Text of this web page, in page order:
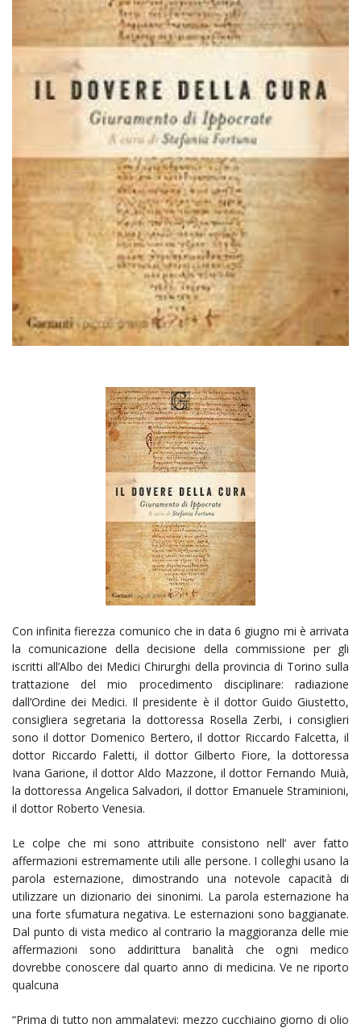
Con infinita fierezza comunico che in data 6 giugno mi è arrivata
la comunicazione della decisione della commissione per gli
iscritti all’Albo dei Medici Chirurghi della provincia di Torino sulla
trattazione del mio procedimento disciplinare: radiazione
dall’Ordine dei Medici. Il presidente è il dottor Guido Giustetto,
consigliera segretaria la dottoressa Rosella Zerbi, i consiglieri
sono il dottor Domenico Bertero, il dottor Riccardo Falcetta, il
dottor Riccardo Faletti, il dottor Gilberto Fiore, la dottoressa
Ivana Garione, il dottor Aldo Mazzone, il dottor Fernando Muià,
la dottoressa Angelica Salvadori, il dottor Emanuele Straminioni,
il dottor Roberto Venesia.
Le colpe che mi sono attribuite consistono nell’ aver fatto
affermazioni estremamente utili alle persone. I colleghi usano la
parola esternazione, dimostrando una notevole capacità di
utilizzare un dizionario dei sinonimi. La parola esternazione ha
una forte sfumatura negativa. Le esternazioni sono baggianate.
Dal punto di vista medico al contrario la maggioranza delle mie
affermazioni sono addirittura banalità che ogni medico
dovrebbe conoscere dal quarto anno di medicina. Ve ne riporto
qualcuna
“Prima di tutto non ammalatevi: mezzo cucchiaino giorno di olio